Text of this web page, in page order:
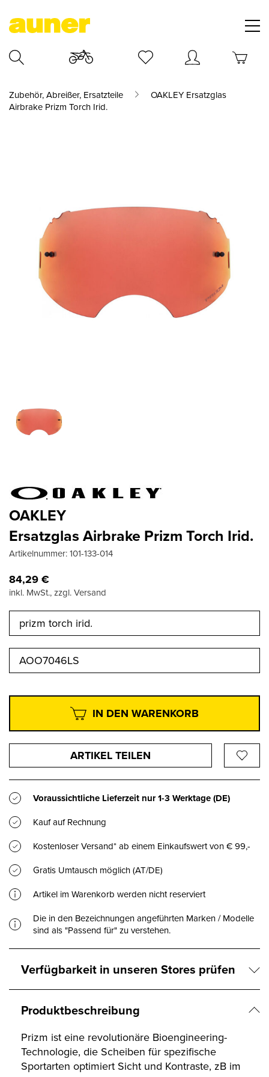
Zubehör, Abreißer, Ersatzteile
OAKLEY Ersatzglas
Airbrake Prizm Torch Irid.
OAKLEY
Ersatzglas Airbrake Prizm Torch Irid.
Artikelnummer:101-133-014
84,29€
inkl. MwSt., zzgl. Versand
prizm torch irid.
AOO7046LS
IN DEN WARENKORB
ARTIKEL TEILEN
Voraussichtliche Lieferzeit nur1-3 Werktage(DE)
Kauf auf Rechnung
Kostenloser Versand* ab einem Einkaufswert von € 99,-
Gratis Umtausch möglich (AT/DE)
Artikel im Warenkorb werden nicht reserviert
Die in den Bezeichnungen angeführten Marken / Modelle
sind als "Passend für" zu verstehen.
Verfügbarkeit in unseren Stores prüfen
Produktbeschreibung
Prizm ist eine revolutionäre Bioengineering-
Technologie, die Scheiben für spezifische
Sportarten optimiert Sicht und Kontraste, zB im